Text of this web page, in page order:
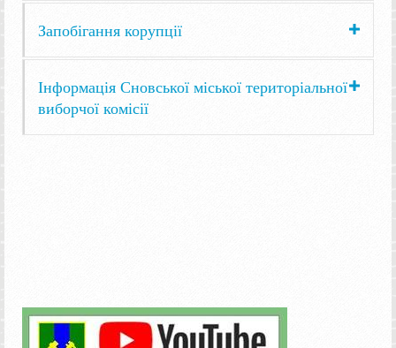
Запобігання корупції
Інформація Сновської міської територіальної
виборчої комісії